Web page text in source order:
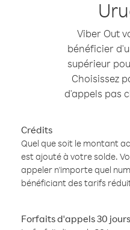
Viber Out
bénéficier
supérieur
Choisissez
d'appels pas
Crédits
Quel que soit le montant
est ajouté à votre solde.
appeler n'importe quel
bénéficiant des tarifs
Forfaits d'appels 30 jours